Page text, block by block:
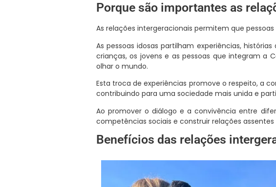
Porque são importantes as
As relações intergeracionais permitem que
As pessoas idosas partilham experiências,
crianças, os jovens e as pessoas que integram a
olhar o mundo.
Esta troca de experiências promove o respeito, a
contribuindo para uma sociedade mais unida e
Ao promover o diálogo e a convivência entre
competências sociais e construir relações
Benefícios das relações